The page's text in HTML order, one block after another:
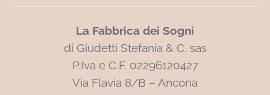
La Fabbrica dei Sogni
di Giudetti Stefania & C. sas
P.Iva e C.F. 02296120427
Via Flavia 8/B – Ancona